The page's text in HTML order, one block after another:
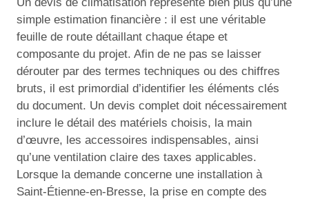
simple estimation financière : il est une véritable
feuille de route détaillant chaque étape et
composante du projet. Afin de ne pas se laisser
dérouter par des termes techniques ou des chiffres
bruts, il est primordial d’identifier les éléments clés
du document. Un devis complet doit nécessairement
inclure le détail des matériels choisis, la main
d’œuvre, les accessoires indispensables, ainsi
qu’une ventilation claire des taxes applicables.
Lorsque la demande concerne une installation à
Saint-Étienne-en-Bresse, la prise en compte des